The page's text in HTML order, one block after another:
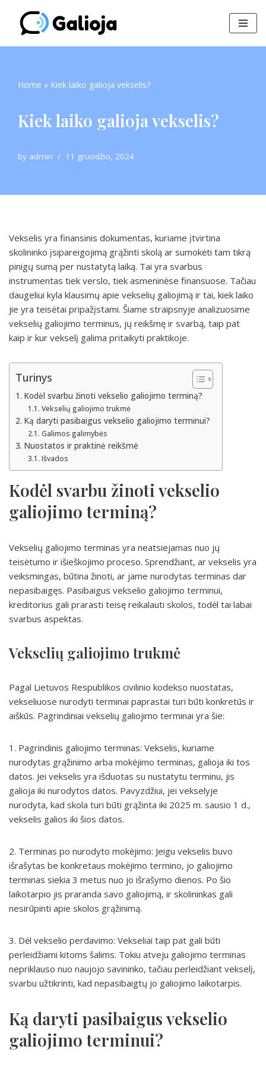
Skip
to
Home » Kiek laiko galioja vekselis?
Kiek laiko galioja vekselis?
by admin 11 gruodžio, 2024
Vekselis yra finansinis dokumentas, kuriame įtvirtina
skolininko įsipareigojimą grąžinti skolą ar sumokėti tam tikrą
pinigų sumą per nustatytą laiką. Tai yra svarbus
instrumentas tiek verslo, tiek asmeninėse finansuose. Tačiau
daugeliui kyla klausimų apie vekselių galiojimą ir tai, kiek laiko
jie yra teisėtai pripažįstami. Šiame straipsnyje analizuosime
vekselių galiojimo terminus, jų reikšmę ir svarbą, taip pat
kaip ir kur vekselį galima pritaikyti praktikoje.
Turinys
Kodėl svarbu žinoti vekselio galiojimo terminą?
Vekselių galiojimo trukmė
Ką daryti pasibaigus vekselio galiojimo terminui?
Galimos galimybės
Nuostatos ir praktinė reikšmė
Išvados
Kodėl svarbu žinoti vekselio
galiojimo terminą?
Vekselių galiojimo terminas yra neatsiejamas nuo jų
teisėtumo ir išieškojimo proceso. Sprendžiant, ar vekselis yra
veiksmingas, būtina žinoti, ar jame nurodytas terminas dar
nepasibaigęs. Pasibaigus vekselio galiojimo terminui,
kreditorius gali prarasti teisę reikalauti skolos, todėl tai labai
svarbus aspektas.
Vekselių galiojimo trukmė
Pagal Lietuvos Respublikos civilinio kodekso nuostatas,
vekseliuose nurodyti terminai paprastai turi būti konkretūs ir
aiškūs. Pagrindiniai vekselių galiojimo terminai yra šie:
1. Pagrindinis galiojimo terminas: Vekselis, kuriame
nurodytas grąžinimo arba mokėjimo terminas, galioja iki tos
datos. Jei vekselis yra išduotas su nustatytu terminu, jis
galioja iki nurodytos datos. Pavyzdžiui, jei vekselyje
nurodyta, kad skola turi būti grąžinta iki 2025 m. sausio 1 d.,
vekselis galios iki šios datos.
2. Terminas po nurodyto mokėjimo: Jeigu vekselis buvo
išrašytas be konkretaus mokėjimo termino, jo galiojimo
terminas siekia 3 metus nuo jo išrašymo dienos. Po šio
laikotarpio jis praranda savo galiojimą, ir skolininkas gali
nesirūpinti apie skolos grąžinimą.
3. Dėl vekselio perdavimo: Vekseliai taip pat gali būti
perleidžiami kitoms šalims. Tokiu atveju galiojimo terminas
nepriklauso nuo naujojo savininko, tačiau perleidžiant vekselį,
svarbu užtikrinti, kad nepasibaigtų jo galiojimo laikotarpis.
Ką daryti pasibaigus vekselio
galiojimo terminui?